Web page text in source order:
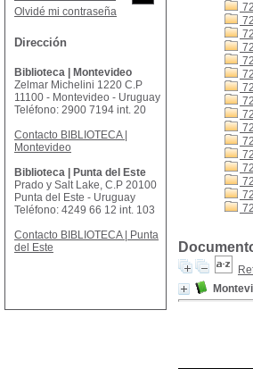
Olvidé mi contraseña
Dirección
Biblioteca | Montevideo
Zelmar Michelini 1220 C.P
11100 - Montevideo - Uruguay
Teléfono: 2900 7194 int. 20
Contacto BIBLIOTECA |
Montevideo
Biblioteca | Punta del Este
Prado y Salt Lake, C.P 20100
Punta del Este - Uruguay
Teléfono: 4249 66 12 int. 103
Contacto BIBLIOTECA | Punta
del Este